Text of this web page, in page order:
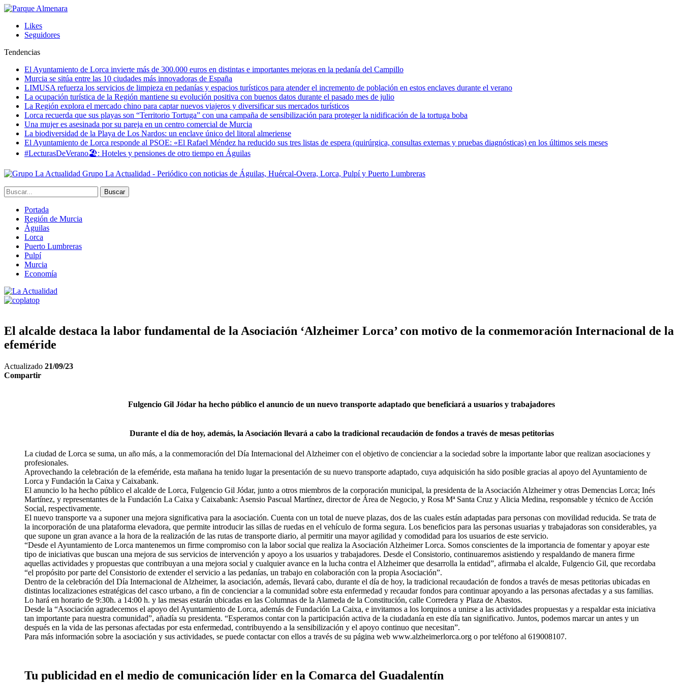
Likes
Seguidores
Tendencias
El Ayuntamiento de Lorca invierte más de 300.000 euros en distintas e importantes mejoras en la pedanía del Campillo
Murcia se sitúa entre las 10 ciudades más innovadoras de España
LIMUSA refuerza los servicios de limpieza en pedanías y espacios turísticos para atender el incremento de población en estos enclaves durante el verano
La ocupación turística de la Región mantiene su evolución positiva con buenos datos durante el pasado mes de julio
La Región explora el mercado chino para captar nuevos viajeros y diversificar sus mercados turísticos
Lorca recuerda que sus playas son “Territorio Tortuga” con una campaña de sensibilización para proteger la nidificación de la tortuga boba
Una mujer es asesinada por su pareja en un centro comercial de Murcia
La biodiversidad de la Playa de Los Nardos: un enclave único del litoral almeriense
El Ayuntamiento de Lorca responde al PSOE: «El Rafael Méndez ha reducido sus tres listas de espera (quirúrgica, consultas externas y pruebas diagnósticas) en los últimos seis meses
#LecturasDeVerano🏖: Hoteles y pensiones de otro tiempo en Águilas
Grupo La Actualidad - Periódico con noticias de Águilas, Huércal-Overa, Lorca, Pulpí y Puerto Lumbreras
Portada
Región de Murcia
Águilas
Lorca
Puerto Lumbreras
Pulpí
Murcia
Economía
El alcalde destaca la labor fundamental de la Asociación ‘Alzheimer Lorca’ con motivo de la conmemoración Internacional de la
efeméride
Actualizado 21/09/23
Compartir
Fulgencio Gil Jódar ha hecho público el anuncio de un nuevo transporte adaptado que beneficiará a usuarios y trabajadores
Durante el día de hoy, además, la Asociación llevará a cabo la tradicional recaudación de fondos a través de mesas petitorias
La ciudad de Lorca se suma, un año más, a la conmemoración del Día Internacional del Alzheimer con el objetivo de concienciar a la sociedad sobre la importante labor que realizan asociaciones y
profesionales.
Aprovechando la celebración de la efeméride, esta mañana ha tenido lugar la presentación de su nuevo transporte adaptado, cuya adquisición ha sido posible gracias al apoyo del Ayuntamiento de
Lorca y Fundación la Caixa y Caixabank.
El anuncio lo ha hecho público el alcalde de Lorca, Fulgencio Gil Jódar, junto a otros miembros de la corporación municipal, la presidenta de la Asociación Alzheimer y otras Demencias Lorca; Inés
Martínez, y representantes de la Fundación La Caixa y Caixabank: Asensio Pascual Martínez, director de Área de Negocio, y Rosa Mª Santa Cruz y Alicia Medina, responsable y técnico de Acción
Social, respectivamente.
El nuevo transporte va a suponer una mejora significativa para la asociación. Cuenta con un total de nueve plazas, dos de las cuales están adaptadas para personas con movilidad reducida. Se trata de
la incorporación de una plataforma elevadora, que permite introducir las sillas de ruedas en el vehículo de forma segura. Los beneficios para las personas usuarias y trabajadoras son considerables, ya
que supone un gran avance a la hora de la realización de las rutas de transporte diario, al permitir una mayor agilidad y comodidad para los usuarios de este servicio.
“Desde el Ayuntamiento de Lorca mantenemos un firme compromiso con la labor social que realiza la Asociación Alzheimer Lorca. Somos conscientes de la importancia de fomentar y apoyar este
tipo de iniciativas que buscan una mejora de sus servicios de intervención y apoyo a los usuarios y trabajadores. Desde el Consistorio, continuaremos asistiendo y respaldando de manera firme
aquellas actividades y propuestas que contribuyan a una mejora social y cualquier avance en la lucha contra el Alzheimer que desarrolla la entidad”, afirmaba el alcalde, Fulgencio Gil, que recordaba
“el propósito por parte del Consistorio de extender el servicio a las pedanías, un trabajo en colaboración con la propia Asociación”.
Dentro de la celebración del Día Internacional de Alzheimer, la asociación, además, llevará cabo, durante el día de hoy, la tradicional recaudación de fondos a través de mesas petitorias ubicadas en
distintas localizaciones estratégicas del casco urbano, a fin de concienciar a la comunidad sobre esta enfermedad y recaudar fondos para continuar apoyando a las personas afectadas y a sus familias.
Lo hará en horario de 9:30h. a 14:00 h. y las mesas estarán ubicadas en las Columnas de la Alameda de la Constitución, calle Corredera y Plaza de Abastos.
Desde la “Asociación agradecemos el apoyo del Ayuntamiento de Lorca, además de Fundación La Caixa, e invitamos a los lorquinos a unirse a las actividades propuestas y a respaldar esta iniciativa
tan importante para nuestra comunidad”, añadía su presidenta. “Esperamos contar con la participación activa de la ciudadanía en este día tan significativo. Juntos, podemos marcar un antes y un
después en la vida de las personas afectadas por esta enfermedad, contribuyendo a la sensibilización y el apoyo continuo que necesitan”.
Para más información sobre la asociación y sus actividades, se puede contactar con ellos a través de su página web www.alzheimerlorca.org o por teléfono al 619008107.
Tu publicidad en el medio de comunicación líder en la Comarca del Guadalentín